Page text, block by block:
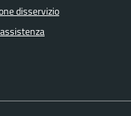
disservizio